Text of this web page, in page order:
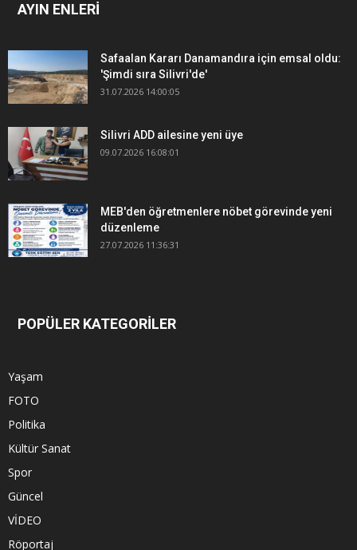
AYIN ENLERİ
Safaalan Kararı Danamandıra için emsal oldu:
'Şimdi sıra Silivri'de'
31.07.2026 14:00:05
Silivri ADD ailesine yeni üye
09.07.2026 16:08:01
MEB'den öğretmenlere nöbet görevinde yeni
düzenleme
27.07.2026 11:36:31
POPÜLER KATEGORİLER
Yaşam
FOTO
Politika
Kültür Sanat
Spor
Güncel
VİDEO
Röportaj